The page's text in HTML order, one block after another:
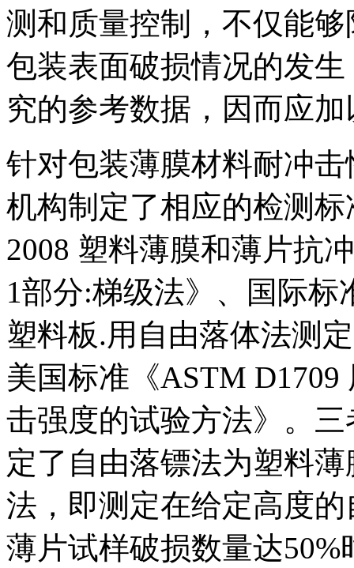
测和质量控制，不仅能
包装表面破损情况的发
究的参考数据，因而应
针对包装薄膜材料耐冲
机构制定了相应的检测
2008 塑料薄膜和薄片抗
1部分:梯级法》、国际标
塑料板.用自由落体法测
美国标准《ASTM
击强度的试验方法》。
定了自由落镖法为塑料
法，即测定在给定高度
薄片试样破损数量达